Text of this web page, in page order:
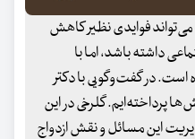
می‌تواند فوایدی نظیر کاهش
داشته باشد، اما با
در گفت‌وگویی با دکتر
پرداخته‌ایم. گلرخی در این
این مسائل و نقش ازدواج